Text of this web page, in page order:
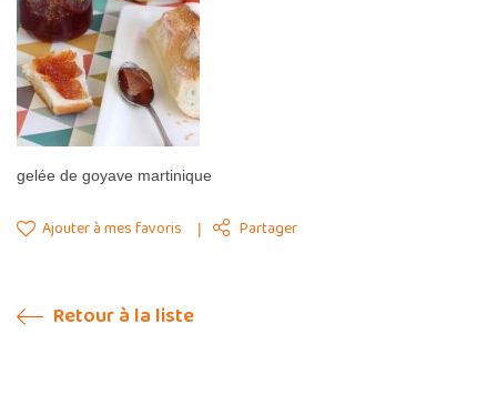
gelée de goyave martinique
Ajouter à mes favoris Partager
Retour à la liste